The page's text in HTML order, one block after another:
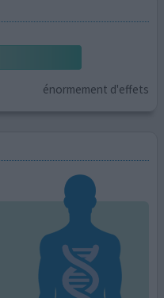
énormement d'effets